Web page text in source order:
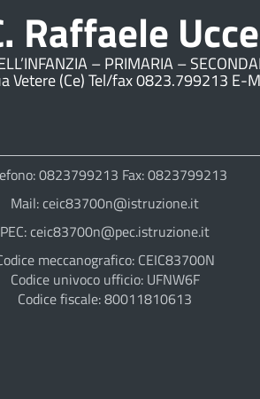
Raffaele
– PRIMARIA –
Vetere (Ce) Tel/fax 0823.799213
0823799213 Fax: 0823799213
Mail: ceic83700n@istruzione.it
PEC: ceic83700n@pec.istruzione.it
meccanografico: CEIC83700N
Codice univoco ufficio: UFNW6F
Codice fiscale: 80011810613